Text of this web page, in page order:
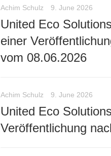
Achim Schulz 9. June 2026
United Eco
einer
vom 08.06.2026
Achim Schulz 9. June 2026
United Eco
Veröffentlichung